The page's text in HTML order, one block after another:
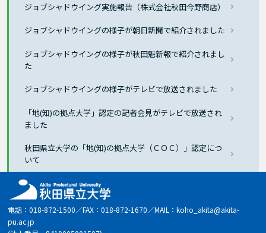
ジョブシャドウイング実施報告（株式会社秋田今野商店）
ジョブシャドウイングの様子が朝日新聞で紹介されました
ジョブシャドウイングの様子が秋田魁新報で紹介されまし
た
ジョブシャドウイングの様子がテレビで放送されました
「地(知)の拠点大学」認定の記者会見がテレビで放送され
ました
秋田県立大学の「地(知)の拠点大学（ＣＯＣ）」認定につ
いて
電話：018-872-1500／FAX：018-872-1670／MAIL：koho_akita@akita-
pu.ac.jp